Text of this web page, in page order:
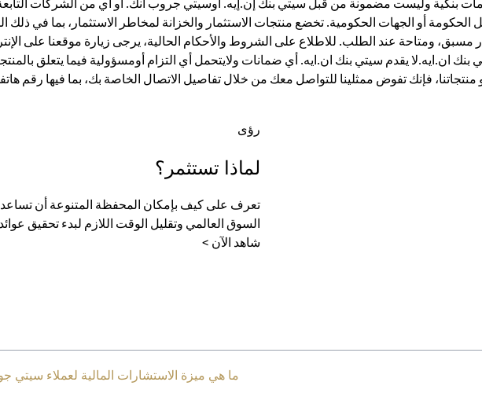
بنكية وليست مضمونة من قبل سيتي بنك إن.إيه. أوسيتي جروب انك. أو أي من الشركات
الحكومة أو الجهات الحكومية. تخضع منتجات الاستثمار والخزانة لمخاطر الاستثمار، بما في ذلك
ومتاحة عند الطلب. للاطلاع على الشروط والأحكام الحالية، يرجى زيارة موقعنا على
ان.ايه.لا يقدم سيتي بنك ان.ايه. أي ضمانات ولايتحمل أي التزام أومسؤولية فيما يتعلق
فإنك تفوض ممثلينا للتواصل معك من خلال تفاصيل الاتصال الخاصة بك، بما فيها رقم
رؤى
لماذا تستثمر؟
تعرف على كيف بإمكان المحفظة المتنوعة أن
السوق العالمي وتقليل الوقت اللازم لبدء تحقيق عوائد
شاهد الآن >
ما هي ميزة الاستشارات المالية لعملاء سيتي